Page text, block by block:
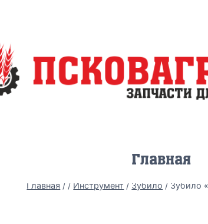
Главная
Главная / / Инструмент / Зубило / Зубило